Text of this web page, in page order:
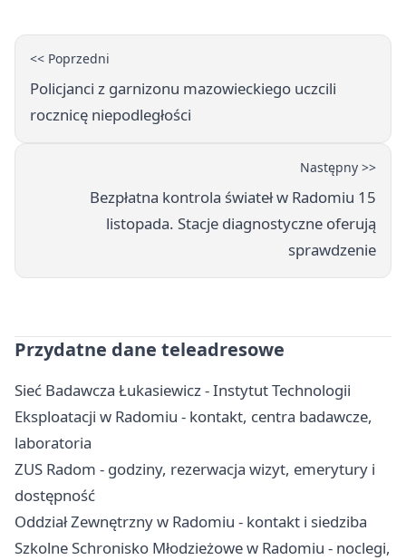
<< Poprzedni
Policjanci z garnizonu mazowieckiego uczcili
rocznicę niepodległości
Następny >>
Bezpłatna kontrola świateł w Radomiu 15
listopada. Stacje diagnostyczne oferują
sprawdzenie
Przydatne dane teleadresowe
Sieć Badawcza Łukasiewicz - Instytut Technologii
Eksploatacji w Radomiu - kontakt, centra badawcze,
laboratoria
ZUS Radom - godziny, rezerwacja wizyt, emerytury i
dostępność
Oddział Zewnętrzny w Radomiu - kontakt i siedziba
Szkolne Schronisko Młodzieżowe w Radomiu - noclegi,